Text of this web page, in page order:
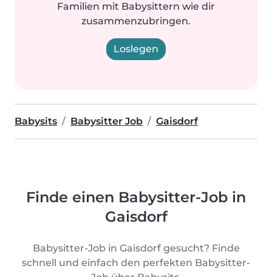
Familien mit Babysittern wie dir
zusammenzubringen.
Loslegen
Babysits Babysitter Job Gaisdorf
Finde einen Babysitter-Job in
Gaisdorf
Babysitter-Job in Gaisdorf gesucht? Finde
schnell und einfach den perfekten Babysitter-